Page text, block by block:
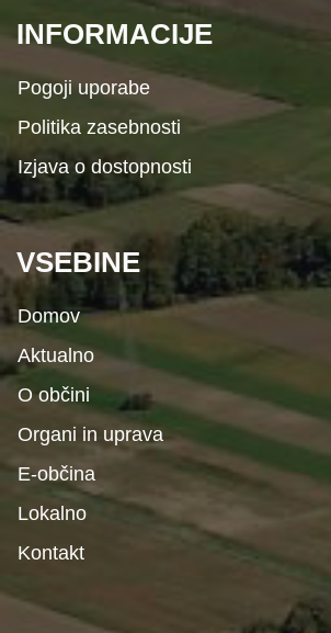
INFORMACIJE
Pogoji uporabe
Politika zasebnosti
Izjava o dostopnosti
VSEBINE
Domov
Aktualno
O občini
Organi in uprava
E-občina
Lokalno
Kontakt